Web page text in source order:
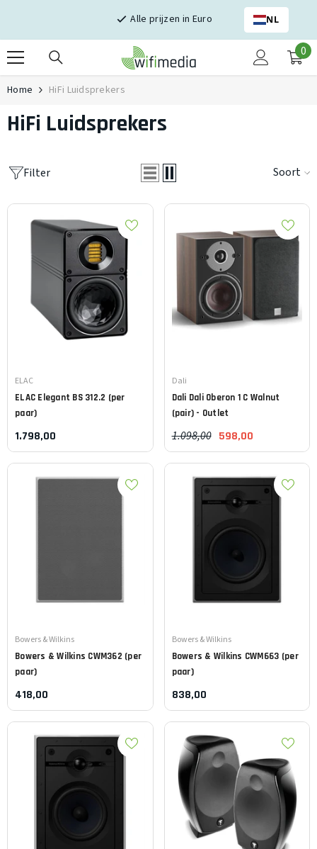
Alle prijzen in Euro NL
0
0
Home HiFi Luidsprekers
HiFi Luidsprekers
Filter Soort
Leverancier:
ELAC
ELAC Elegant BS 312.2 (per
paar)
1.798,00
Leverancier:
Dali
Dali Dali Oberon 1 C Walnut
(pair) - Outlet
1.098,00 598,00
Leverancier:
Bowers & Wilkins
Bowers & Wilkins CWM362 (per
paar)
418,00
Leverancier:
Bowers & Wilkins
Bowers & Wilkins CWM663 (per
paar)
838,00